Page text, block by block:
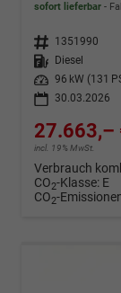
sofort lieferbar
Fahrzeugnr. 1351990
Kraftstoff
Diesel
Leistung
96 kW (131
30.03.2026
27.663,–
incl. 19% MwSt.
Verbrauch
CO2-Klasse: E
CO2-